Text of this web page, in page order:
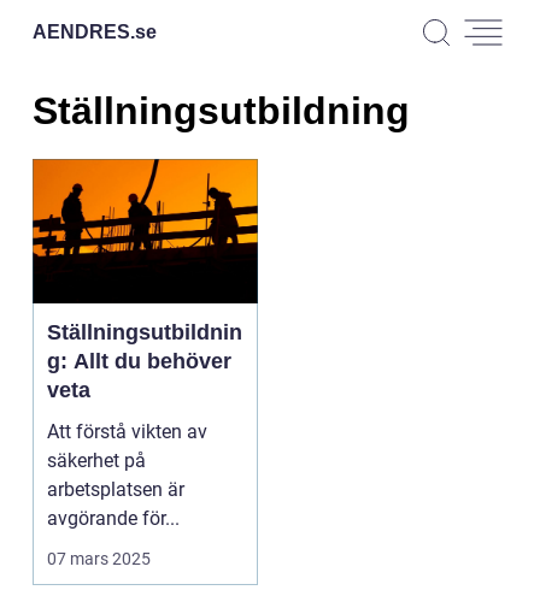
AENDRES.se
Ställningsutbildning
Ställningsutbildnin
g: Allt du behöver
veta
Att förstå vikten av
säkerhet på
arbetsplatsen är
avgörande för...
07 mars 2025